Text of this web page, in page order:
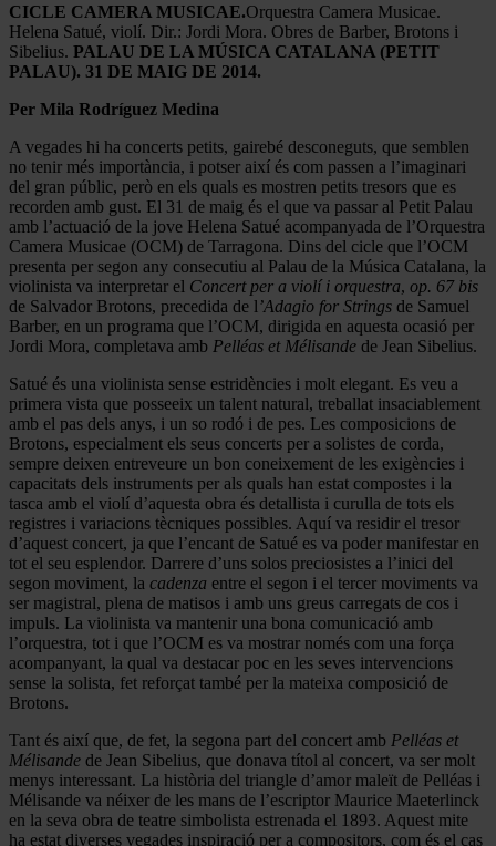
CICLE CAMERA MUSICAE.Orquestra Camera Musicae.
Helena Satué, violí. Dir.: Jordi Mora. Obres de Barber, Brotons i
Sibelius. PALAU DE LA MÚSICA CATALANA (PETIT
PALAU). 31 DE MAIG DE 2014.
Per Mila Rodríguez Medina
A vegades hi ha concerts petits, gairebé desconeguts, que semblen
no tenir més importància, i potser així és com passen a l’imaginari
del gran públic, però en els quals es mostren petits tresors que es
recorden amb gust. El 31 de maig és el que va passar al Petit Palau
amb l’actuació de la jove Helena Satué acompanyada de l’Orquestra
Camera Musicae (OCM) de Tarragona. Dins del cicle que l’OCM
presenta per segon any consecutiu al Palau de la Música Catalana, la
violinista va interpretar el Concert per a violí i orquestra, op. 67 bis
de Salvador Brotons, precedida de l’Adagio for Strings de Samuel
Barber, en un programa que l’OCM, dirigida en aquesta ocasió per
Jordi Mora, completava amb Pelléas et Mélisande de Jean Sibelius.
Satué és una violinista sense estridències i molt elegant. Es veu a
primera vista que posseeix un talent natural, treballat insaciablement
amb el pas dels anys, i un so rodó i de pes. Les composicions de
Brotons, especialment els seus concerts per a solistes de corda,
sempre deixen entreveure un bon coneixement de les exigències i
capacitats dels instruments per als quals han estat compostes i la
tasca amb el violí d’aquesta obra és detallista i curulla de tots els
registres i variacions tècniques possibles. Aquí va residir el tresor
d’aquest concert, ja que l’encant de Satué es va poder manifestar en
tot el seu esplendor. Darrere d’uns solos preciosistes a l’inici del
segon moviment, la cadenza entre el segon i el tercer moviments va
ser magistral, plena de matisos i amb uns greus carregats de cos i
impuls. La violinista va mantenir una bona comunicació amb
l’orquestra, tot i que l’OCM es va mostrar només com una força
acompanyant, la qual va destacar poc en les seves intervencions
sense la solista, fet reforçat també per la mateixa composició de
Brotons.
Tant és així que, de fet, la segona part del concert amb Pelléas et
Mélisande de Jean Sibelius, que donava títol al concert, va ser molt
menys interessant. La història del triangle d’amor maleït de Pelléas i
Mélisande va néixer de les mans de l’escriptor Maurice Maeterlinck
en la seva obra de teatre simbolista estrenada el 1893. Aquest mite
ha estat diverses vegades inspiració per a compositors, com és el cas